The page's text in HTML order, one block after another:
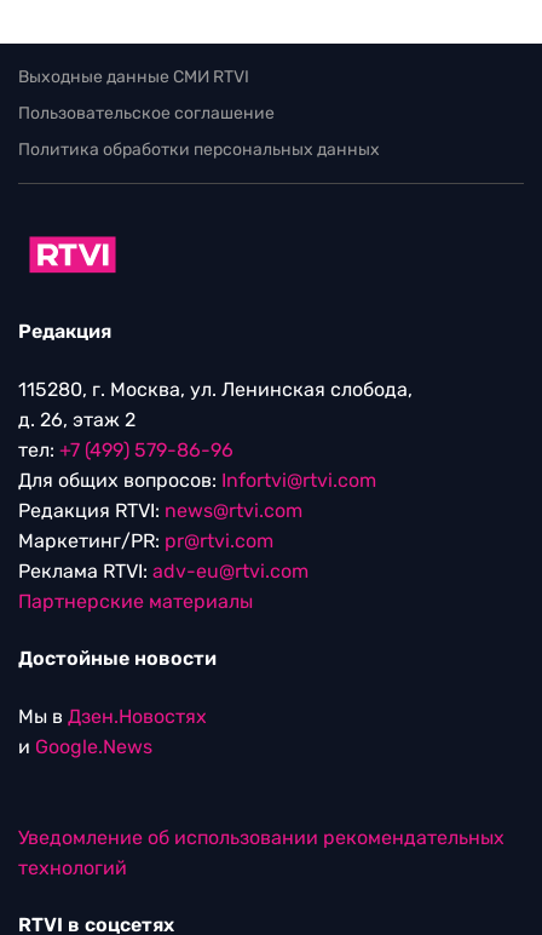
Выходные данные СМИ RTVI
Пользовательское соглашение
Политика обработки персональных данных
Редакция
115280, г. Москва, ул. Ленинская слобода,
д. 26, этаж 2
тел: +7 (499) 579-86-96
Для общих вопросов: Infortvi@rtvi.com
Редакция RTVI: news@rtvi.com
Маркетинг/PR: pr@rtvi.com
Реклама RTVI: adv-eu@rtvi.com
Партнерские материалы
Достойные новости
Мы в Дзен.Новостях
и Google.News
Уведомление об использовании рекомендательных
технологий
RTVI в соцсетях